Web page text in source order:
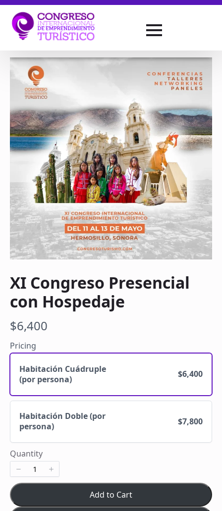
XI Congreso Presencial
con Hospedaje
N
o
w
$6,400
Pricing
Habitación Cuádruple
(por persona)
$6,400
Habitación Doble (por
persona)
$7,800
Quantity
Add to Cart